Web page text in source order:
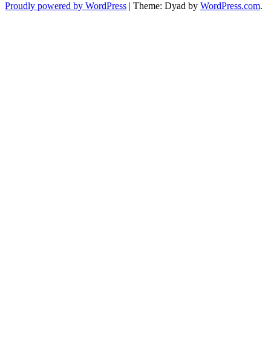
Proudly powered by WordPress | Theme: Dyad by WordPress.com.